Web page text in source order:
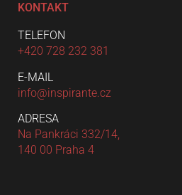
KONTAKT
TELEFON
+420 728 232 381
E-MAIL
info@inspirante.cz
ADRESA
Na Pankráci 332/14,
140 00 Praha 4